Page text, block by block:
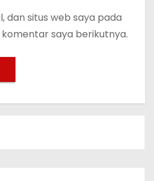
dan situs web saya pada
saya berikutnya.